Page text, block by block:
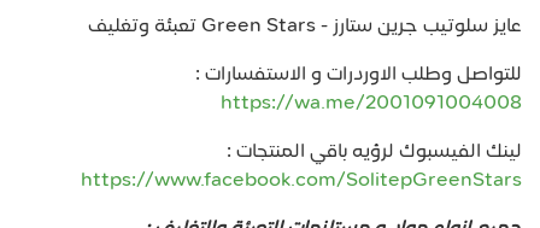
عايز سلوتيب جرين ستارز - Green Stars تعبئة وتغليف
للتواصل وطلب الاوردرات و الاستفسارات :
https://wa.me/2001091004008
لينك الفيسبوك لرؤيه باقي المنتجات :
https://www.facebook.com/SolitepGreenStars